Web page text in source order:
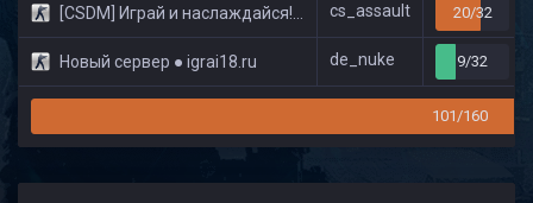
[CSDM] Играй и наслаждайся! © Classic cs_assault 20/32
Новый сервер ● igrai18.ru de_nuke 9/32
101/160